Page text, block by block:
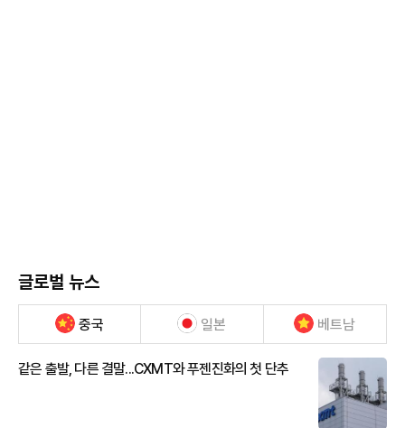
글로벌 뉴스
중국 일본 베트남
같은 출발, 다른 결말...CXMT와 푸젠진화의 첫 단추